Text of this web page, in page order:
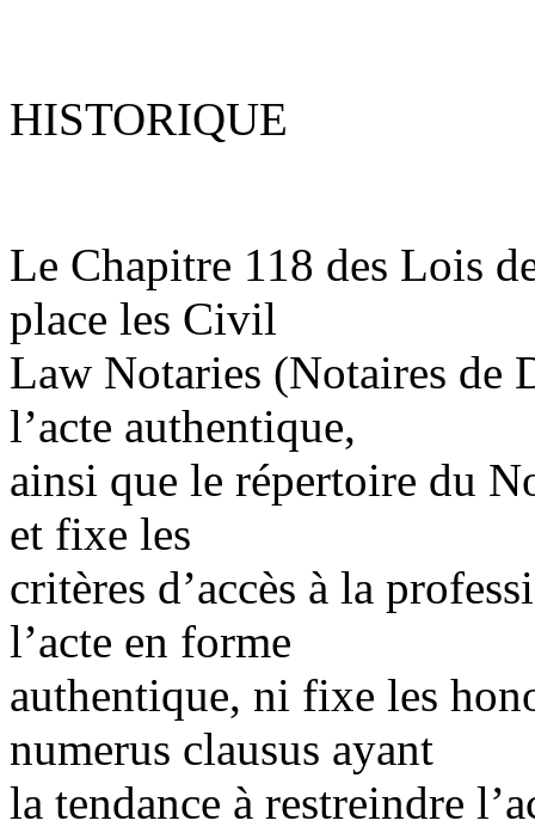
HISTORIQUE
Le Chapitre 118 des Lois
place les Civil
Law Notaries (Notaires
l’acte authentique,
ainsi que le répertoire du
et fixe les
critères d’accès à la
l’acte en forme
authentique, ni fixe les
numerus clausus ayant
la tendance à restreindre